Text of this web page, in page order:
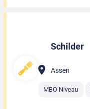
Schilder
Assen
MBO Niveau